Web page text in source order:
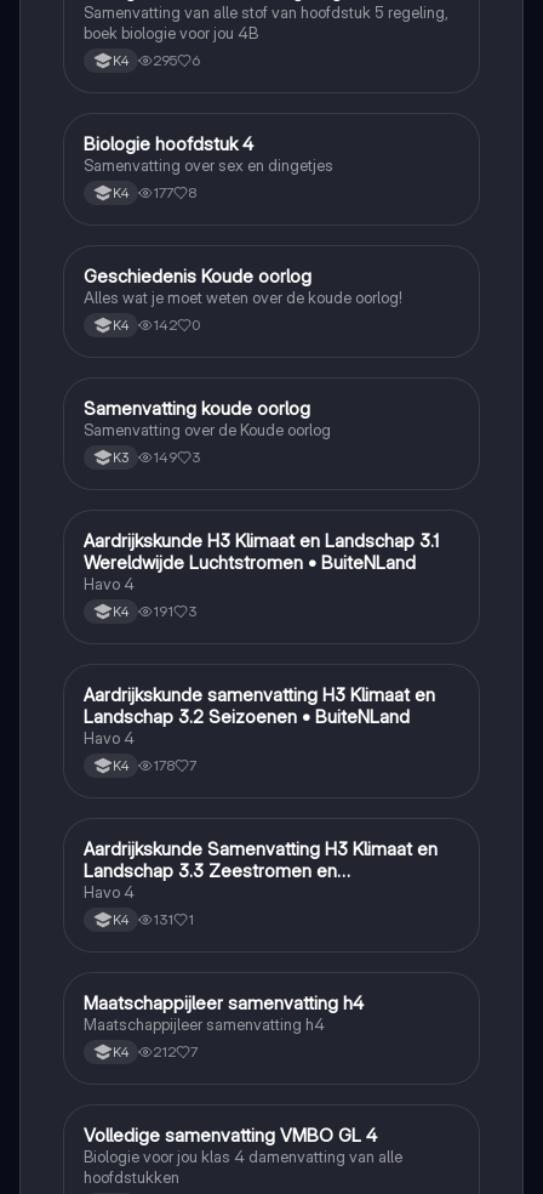
Samenvatting van alle stof van hoofdstuk 5 regeling,
boek biologie voor jou 4B
K4 295 6
Biologie
Biologie hoofdstuk 4
Samenvatting over sex en dingetjes
K4 177 8
Geschiedenis
Geschiedenis Koude oorlog
Alles wat je moet weten over de koude oorlog!
K4 142 0
Geschiedenis
Samenvatting koude oorlog
Samenvatting over de Koude oorlog
K3 149 3
Aardrijkskunde
Aardrijkskunde H3 Klimaat en Landschap 3.1
Wereldwijde Luchtstromen • BuiteNLand
Havo 4
K4 191 3
Aardrijkskunde
Aardrijkskunde samenvatting H3 Klimaat en
Landschap 3.2 Seizoenen • BuiteNLand
Havo 4
K4 178 7
Aardrijkskunde
Aardrijkskunde Samenvatting H3 Klimaat en
Landschap 3.3 Zeestromen en
Klimaatgebieden • BuiteNLand
Havo 4
K4 131 1
Maatschappijleer
Maatschappijleer samenvatting h4
Maatschappijleer samenvatting h4
K4 212 7
Biologie
Volledige samenvatting VMBO GL 4
Biologie voor jou klas 4 damenvatting van alle
hoofdstukken